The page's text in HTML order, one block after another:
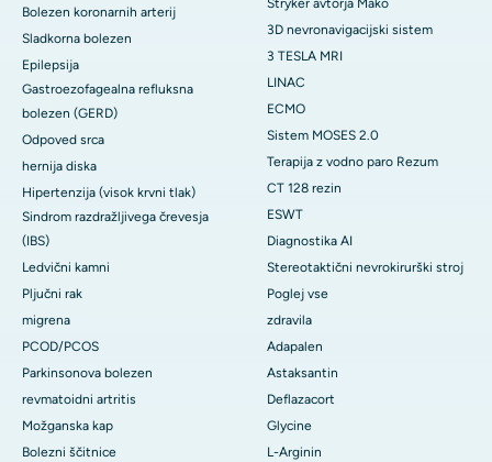
Bolezen koronarnih arterij
Sladkorna bolezen
Epilepsija
Gastroezofagealna refluksna
bolezen (GERD)
Odpoved srca
hernija diska
Hipertenzija (visok krvni tlak)
Sindrom razdražljivega črevesja
(IBS)
Ledvični kamni
Pljučni rak
migrena
PCOD/PCOS
Parkinsonova bolezen
revmatoidni artritis
Možganska kap
Bolezni ščitnice
Stryker avtorja Mako
3D nevronavigacijski sistem
3 TESLA MRI
LINAC
ECMO
Sistem MOSES 2.0
Terapija z vodno paro Rezum
CT 128 rezin
ESWT
Diagnostika AI
Stereotaktični nevrokirurški stroj
Poglej vse
zdravila
Adapalen
Astaksantin
Deflazacort
Glycine
L-Arginin